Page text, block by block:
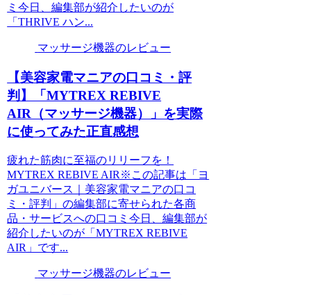
ミ今日、編集部が紹介したいのが
「THRIVE ハン...
マッサージ機器のレビュー
【美容家電マニアの口コミ・評
判】「MYTREX REBIVE
AIR（マッサージ機器）」を実際
に使ってみた正直感想
疲れた筋肉に至福のリリーフを！
MYTREX REBIVE AIR※この記事は「ヨ
ガユニバース｜美容家電マニアの口コ
ミ・評判」の編集部に寄せられた各商
品・サービスへの口コミ今日、編集部が
紹介したいのが「MYTREX REBIVE
AIR」です...
マッサージ機器のレビュー